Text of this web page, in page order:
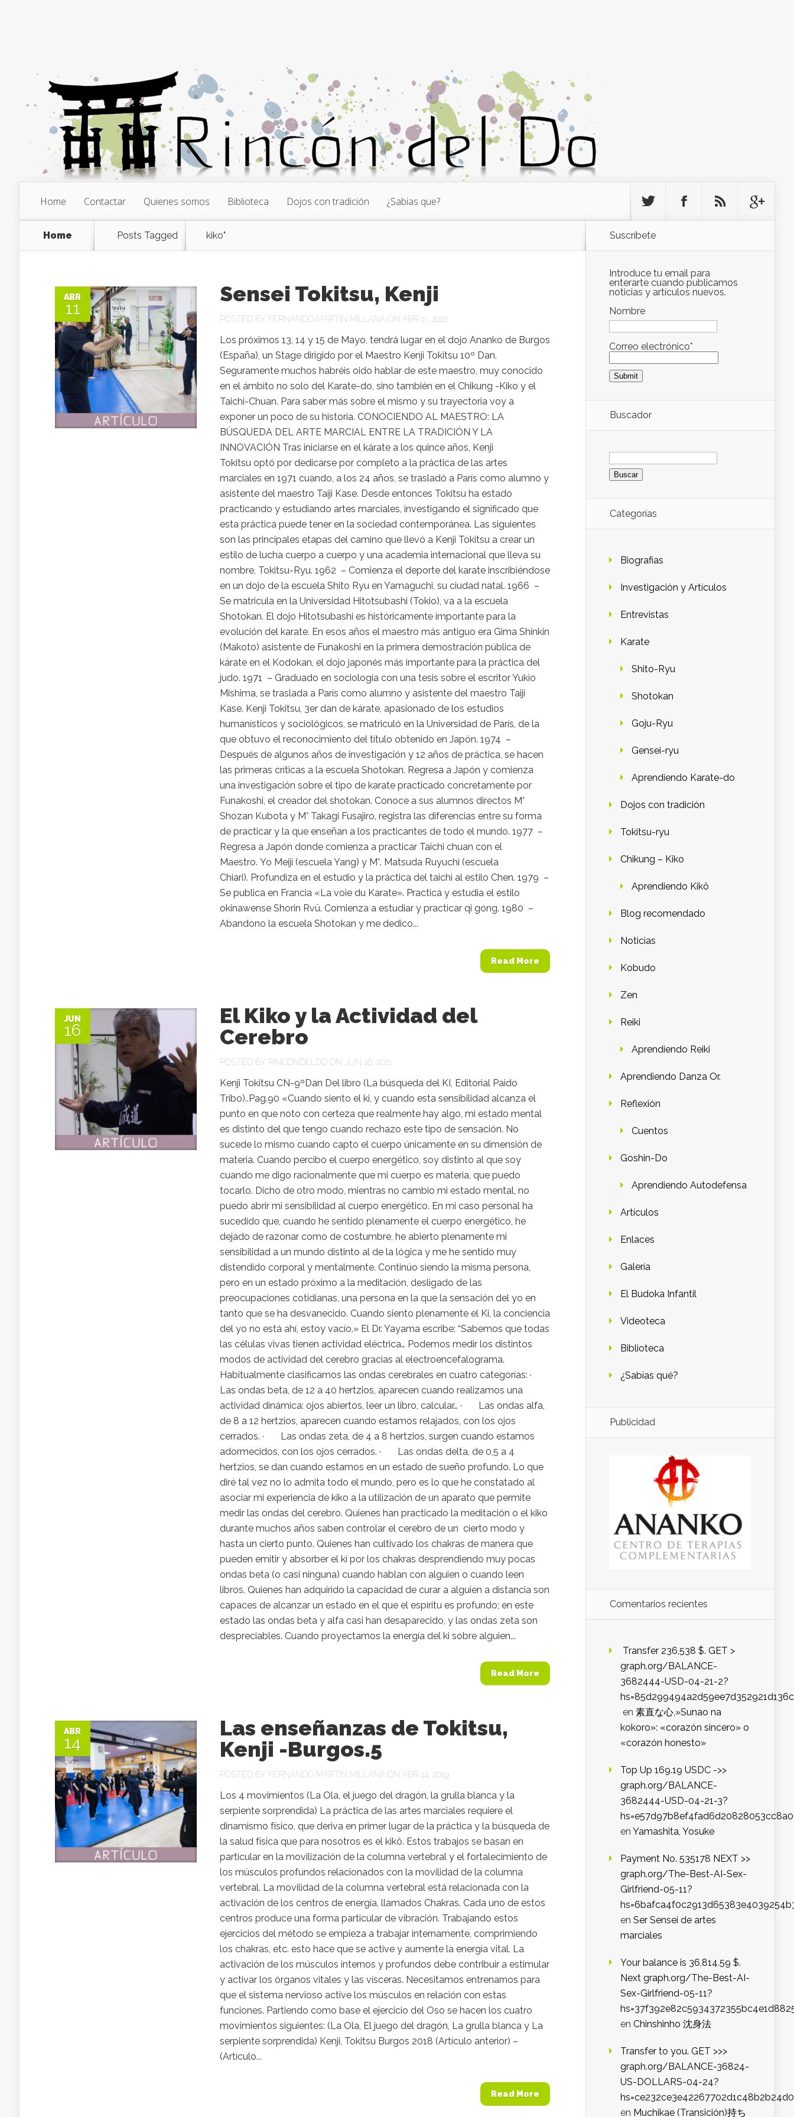
Home Contactar Quienes somos Biblioteca Dojos con tradición ¿Sabias que?
Home Posts Tagged kiko"
ABR
11
Sensei Tokitsu, Kenji
POSTED BY FERNANDO MARTÍN MILLANA ON ABR 11, 2022
Los próximos 13, 14 y 15 de Mayo, tendrá lugar en el dojo Ananko de Burgos
(España), un Stage dirigido por el Maestro Kenji Tokitsu 10º Dan.
Seguramente muchos habréis oido hablar de este maestro, muy conocido
en el ámbito no solo del Karate-do, sino también en el Chikung -Kiko y el
Taichi-Chuan. Para saber más sobre el mismo y su trayectoria voy a
exponer un poco de su historia. CONOCIENDO AL MAESTRO: LA
BÚSQUEDA DEL ARTE MARCIAL ENTRE LA TRADICIÓN Y LA
INNOVACIÓN Tras iniciarse en el kárate a los quince años, Kenji
Tokitsu optó por dedicarse por completo a la práctica de las artes
marciales en 1971 cuando, a los 24 años, se trasladó a París como alumno y
asistente del maestro Taiji Kase. Desde entonces Tokitsu ha estado
practicando y estudiando artes marciales, investigando el significado que
esta práctica puede tener en la sociedad contemporánea. Las siguientes
son las principales etapas del camino que llevó a Kenji Tokitsu a crear un
estilo de lucha cuerpo a cuerpo y una academia internacional que lleva su
nombre, Tokitsu-Ryu. 1962 – Comienza el deporte del karate inscribiéndose
en un dojo de la escuela Shito Ryu en Yamaguchi, su ciudad natal. 1966 –
Se matricula en la Universidad Hitotsubashi (Tokio), va a la escuela
Shotokan. El dojo Hitotsubashi es históricamente importante para la
evolución del karate. En esos años el maestro más antiguo era Gima Shinkin
(Makoto) asistente de Funakoshi en la primera demostración pública de
kárate en el Kodokan, el dojo japonés más importante para la práctica del
judo. 1971 – Graduado en sociología con una tesis sobre el escritor Yukio
Mishima, se traslada a París como alumno y asistente del maestro Taiji
Kase. Kenji Tokitsu, 3er dan de kárate, apasionado de los estudios
humanísticos y sociológicos, se matriculó en la Universidad de París, de la
que obtuvo el reconocimiento del título obtenido en Japón. 1974 –
Después de algunos años de investigación y 12 años de práctica, se hacen
las primeras críticas a la escuela Shotokan. Regresa a Japón y comienza
una investigación sobre el tipo de karate practicado concretamente por
Funakoshi, el creador del shotokan. Conoce a sus alumnos directos M°
Shozan Kubota y M° Takagi Fusajiro, registra las diferencias entre su forma
de practicar y la que enseñan a los practicantes de todo el mundo. 1977 –
Regresa a Japón donde comienza a practicar Taichi chuan con el
Maestro. Yo Meiji (escuela Yang) y M°. Matsuda Ruyuchi (escuela
Chiari). Profundiza en el estudio y la práctica del taichi al estilo Chen. 1979 –
Se publica en Francia «La voie du Karate». Practica y estudia el estilo
okinawense Shorin Rvü. Comienza a estudiar y practicar qi gong. 1980 –
Abandono la escuela Shotokan y me dedico...
Read More
JUN
16
El Kiko y la Actividad del
Cerebro
POSTED BY RINCONDELDO ON JUN 16, 2021
Kenji Tokitsu CN-9ºDan Del libro (La búsqueda del KI, Editorial Paido
Tribo)..Pag.90 «Cuando siento el ki, y cuando esta sensibilidad alcanza el
punto en que noto con certeza que realmente hay algo, mi estado mental
es distinto del que tengo cuando rechazo este tipo de sensación. No
sucede lo mismo cuando capto el cuerpo únicamente en su dimensión de
materia. Cuando percibo el cuerpo energético, soy distinto al que soy
cuando me digo racionalmente que mi cuerpo es materia, que puedo
tocarlo. Dicho de otro modo, mientras no cambio mi estado mental, no
puedo abrir mi sensibilidad al cuerpo energético. En mi caso personal ha
sucedido que, cuando he sentido plenamente el cuerpo energético, he
dejado de razonar como de costumbre, he abierto plenamente mi
sensibilidad a un mundo distinto al de la lógica y me he sentido muy
distendido corporal y mentalmente. Continúo siendo la misma persona,
pero en un estado próximo a la meditación, desligado de las
preocupaciones cotidianas, una persona en la que la sensación del yo en
tanto que se ha desvanecido. Cuando siento plenamente el Ki, la conciencia
del yo no está ahí, estoy vacío.» El Dr. Yayama escribe: “Sabemos que todas
las células vivas tienen actividad eléctrica… Podemos medir los distintos
modos de actividad del cerebro gracias al electroencefalograma.
Habitualmente clasificamos las ondas cerebrales en cuatro categorías: ·
Las ondas beta, de 12 a 40 hertzios, aparecen cuando realizamos una
actividad dinámica: ojos abiertos, leer un libro, calcular… · Las ondas alfa,
de 8 a 12 hertzios, aparecen cuando estamos relajados, con los ojos
cerrados. · Las ondas zeta, de 4 a 8 hertzios, surgen cuando estamos
adormecidos, con los ojos cerrados. · Las ondas delta, de 0,5 a 4
hertzios, se dan cuando estamos en un estado de sueño profundo. Lo que
diré tal vez no lo admita todo el mundo, pero es lo que he constatado al
asociar mi experiencia de kiko a la utilización de un aparato que permite
medir las ondas del cerebro. Quienes han practicado la meditación o el kiko
durante muchos años saben controlar el cerebro de un cierto modo y
hasta un cierto punto. Quienes han cultivado los chakras de manera que
pueden emitir y absorber el ki por los chakras desprendiendo muy pocas
ondas beta (o casi ninguna) cuando hablan con alguien o cuando leen
libros. Quienes han adquirido la capacidad de curar a alguien a distancia son
capaces de alcanzar un estado en el que el espíritu es profundo; en este
estado las ondas beta y alfa casi han desaparecido, y las ondas zeta son
despreciables. Cuando proyectamos la energía del ki sobre alguien...
Read More
ABR
14
Las enseñanzas de Tokitsu,
Kenji -Burgos.5
POSTED BY FERNANDO MARTÍN MILLANA ON ABR 14, 2019
Los 4 movimientos (La Ola, el juego del dragón, la grulla blanca y la
serpiente sorprendida) La práctica de las artes marciales requiere el
dinamismo físico, que deriva en primer lugar de la práctica y la búsqueda de
la salud física que para nosotros es el kikô. Estos trabajos se basan en
particular en la movilización de la columna vertebral y el fortalecimiento de
los músculos profundos relacionados con la movilidad de la columna
vertebral. La movilidad de la columna vertebral está relacionada con la
activación de los centros de energía, llamados Chakras. Cada uno de estos
centros produce una forma particular de vibración. Trabajando estos
ejercicios del método se empieza a trabajar internamente, comprimiendo
los chakras, etc. esto hace que se active y aumente la energía vital. La
activación de los músculos internos y profundos debe contribuir a estimular
y activar los órganos vitales y las vísceras. Necesitamos entrenarnos para
que el sistema nervioso active los músculos en relación con estas
funciones. Partiendo como base el ejercicio del Oso se hacen los cuatro
movimientos siguientes: (La Ola, El juego del dragón, La grulla blanca y La
serpiente sorprendida) Kenji, Tokitsu Burgos 2018 (Artículo anterior) –
(Artículo...
Read More
Suscríbete
Introduce tu email para
enterarte cuando publicamos
noticias y artículos nuevos.
Nombre
Correo electrónico*
Buscador
Buscar:
Categorías
Biografias
Investigación y Artículos
Entrevistas
Karate
Shito-Ryu
Shotokan
Goju-Ryu
Gensei-ryu
Aprendiendo Karate-do
Dojos con tradición
Tokitsu-ryu
Chikung – Kiko
Aprendiendo Kikô
Blog recomendado
Noticias
Kobudo
Zen
Reiki
Aprendiendo Reiki
Aprendiendo Danza Or.
Reflexión
Cuentos
Goshin-Do
Aprendiendo Autodefensa
Artículos
Enlaces
Galería
El Budoka Infantil
Videoteca
Biblioteca
¿Sabías qué?
Publicidad
Comentarios recientes
️ Transfer 236,538 $. GET >
graph.org/BALANCE-
3682444-USD-04-21-2?
en 素直な心,»Sunao na
kokoro»: «corazón sincero» o
«corazón honesto»
Top Up 169.19 USDC ->>
graph.org/BALANCE-
3682444-USD-04-21-3?
en Yamashita, Yosuke
Payment No. 535178 NEXT >>
graph.org/The-Best-AI-Sex-
Girlfriend-05-11?
en Ser Sensei de artes
marciales
Your balance is 36,814.59 $.
Next graph.org/The-Best-AI-
Sex-Girlfriend-05-11?
en Chinshinho 沈身法
Transfer to you. GET >>>
graph.org/BALANCE-36824-
US-DOLLARS-04-24?
en Muchikae (Transición)持ち